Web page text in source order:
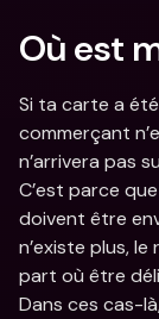
Où est
Si ta carte a
commerçant
n’arrivera pas
C’est parce
doivent être
n’existe plus,
part où être
Dans ces cas-